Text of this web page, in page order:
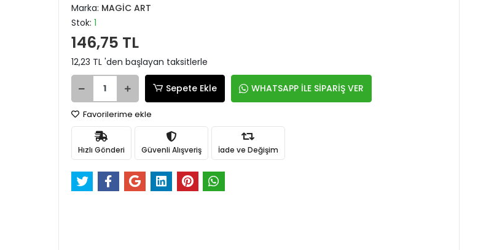
Marka: MAGİC ART
Stok: 1
146,75 TL
12,23 TL 'den başlayan taksitlerle
Sepete Ekle WHATSAPP İLE SİPARİŞ VER
Favorilerime ekle
Hızlı Gönderi Güvenli Alışveriş İade ve Değişim